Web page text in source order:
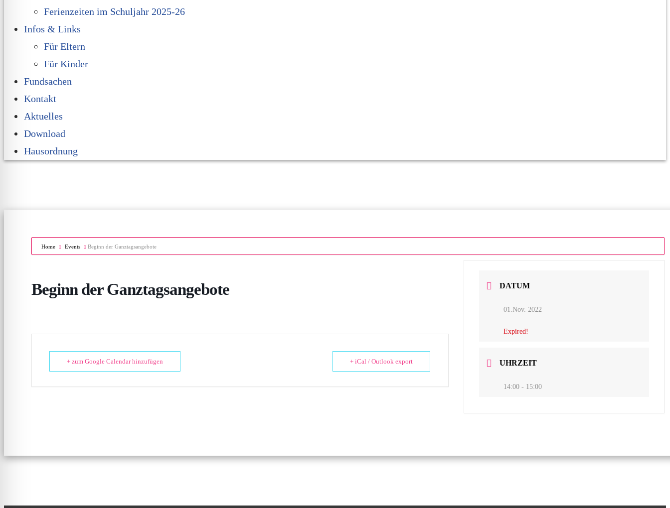
Ferienzeiten im Schuljahr 2025-26
Infos & Links
Für Eltern
Für Kinder
Fundsachen
Kontakt
Aktuelles
Download
Hausordnung
Home Events Beginn der Ganztagsangebote
Beginn der Ganztagsangebote
+ zum Google Calendar hinzufügen + iCal / Outlook export
DATUM
01.Nov. 2022
Expired!
UHRZEIT
14:00 - 15:00